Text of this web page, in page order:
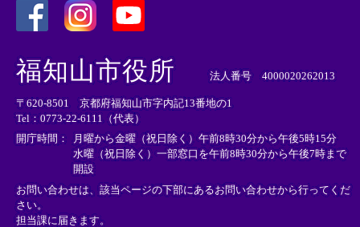
外
部
リ
ン
ク
＞
外
リ
ン
ク
＞
外
部
ン
ク
＞
福知山市役所 法人番号 4000020262013
〒620-8501 京都府福知山市字内記13番地の1
Tel：0773-22-6111（代表）
開庁時間：
月曜から金曜（祝日除く）午前8時30分から午後5時15分
水曜（祝日除く）一部窓口を午前8時30分から午後7時まで
開設
お問い合わせは、該当ページの下部にあるお問い合わせから行ってくだ
さい。
担当課に届きます。